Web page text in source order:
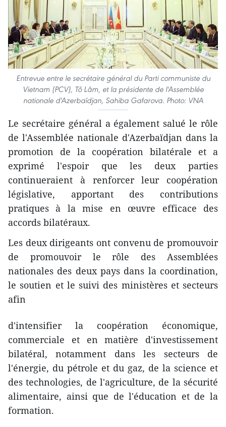
Entrevue entre le secrétaire général du Parti communiste du
Vietnam (PCV), Tô Lâm, et la présidente de l'Assemblée
nationale d'Azerbaïdjan, Sahiba Gafarova. Photo: VNA
Le secrétaire général a également salué le rôle
de l'Assemblée nationale d'Azerbaïdjan dans la
promotion de la coopération bilatérale et a
exprimé l'espoir que les deux parties
continueraient à renforcer leur coopération
législative, apportant des contributions
pratiques à la mise en œuvre efficace des
accords bilatéraux.
Les deux dirigeants ont convenu de promouvoir
de promouvoir le rôle des Assemblées
nationales des deux pays dans la coordination,
le soutien et le suivi des ministères et secteurs
afin
d'intensifier la coopération économique,
commerciale et en matière d'investissement
bilatéral, notamment dans les secteurs de
l'énergie, du pétrole et du gaz, de la science et
des technologies, de l'agriculture, de la sécurité
alimentaire, ainsi que de l'éducation et de la
formation.